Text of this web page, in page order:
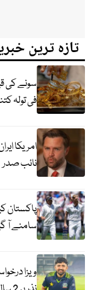
تازہ ترین
سونے کی
فی تولہ
امریکا
نائب صدر
سامنے آ
ویزا